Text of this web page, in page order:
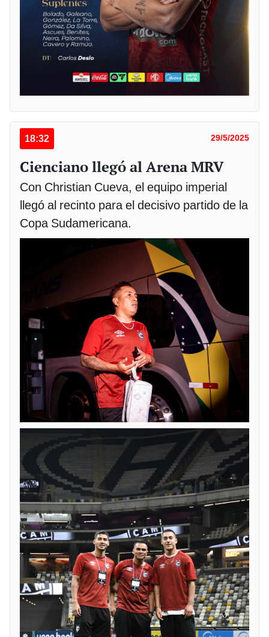
18:32 29/5/2025
Cienciano llegó al Arena MRV
Con Christian Cueva, el equipo imperial
llegó al recinto para el decisivo partido de la
Copa Sudamericana.